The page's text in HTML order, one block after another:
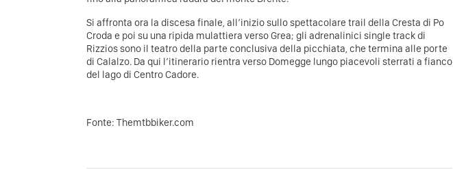
Si affronta ora la discesa finale, all’inizio sullo spettacolare trail della Cresta di Po
Croda e poi su una ripida mulattiera verso Grea; gli adrenalinici single track di
Rizzios sono il teatro della parte conclusiva della picchiata, che termina alle porte
di Calalzo. Da qui l’itinerario rientra verso Domegge lungo piacevoli sterrati a fianco
del lago di Centro Cadore.
Fonte: Themtbbiker.com